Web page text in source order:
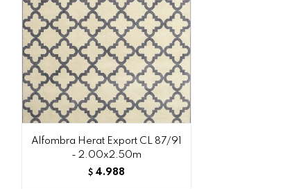
Alfombra Herat Export CL 87/91
- 2.00x2.50m
$ 4.988